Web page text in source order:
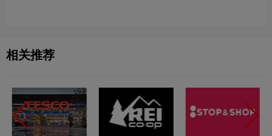
相关推荐